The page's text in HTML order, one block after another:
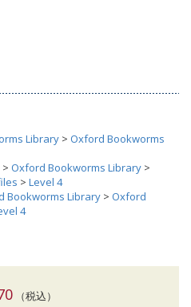
Library > Oxford Bookworms
> Oxford Bookworms Library >
> Level 4
Bookworms Library > Oxford
4
（税込）